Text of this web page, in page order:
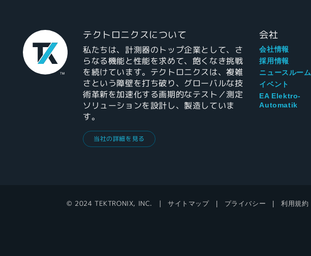
テクトロニクスについて
私たちは、計測器のトップ企業として、さ
らなる機能と性能を求めて、飽くなき挑戦
を続けています。テクトロニクスは、複雑
さという障壁を打ち破り、グローバルな技
術革新を加速化する画期的なテスト／測定
ソリューションを設計し、製造していま
す。
当社の詳細を見る
会社
会社情報
採用情報
ニュースルーム
イベント
EA Elektro-
Automatik
© 2024 TEKTRONIX, INC. サイトマップ プライバシー 利用規約